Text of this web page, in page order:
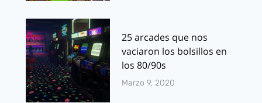
25 arcades que nos
vaciaron los bolsillos en
los 80/90s
Marzo 9, 2020